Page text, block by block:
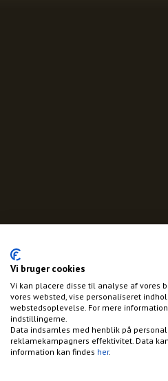
Vi bruger cookies
Vi kan placere disse til analyse af vores
vores websted, vise personaliseret
webstedsoplevelse. For mere
indstillingerne.
Data indsamles med henblik på
reklamekampagners effektivitet. Data
information kan findes her.